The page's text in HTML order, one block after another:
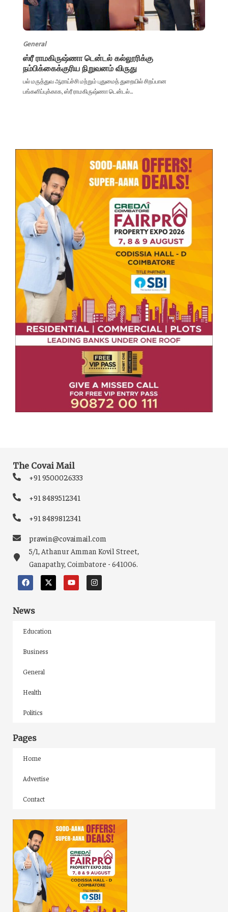
General
ஸ்ரீ ராமகிருஷ்ணா டென்டல் கல்லூரிக்கு
நம்பிக்கைக்குரிய நிறுவனம் விருது
பல் மருத்துவ ஆராய்ச்சி மற்றும் புதுமைத் துறையில் சிறப்பான
பங்களிப்புக்காக, ஸ்ரீ ராமகிருஷ்ணா டென்டல்...
The Covai Mail
+91 9500026333
+91 8489512341
+91 8489812341
prawin@covaimail.com
5/1, Athanur Amman Kovil Street,
Ganapathy, Coimbatore - 641006.
News
Education
Business
General
Health
Politics
Pages
Home
Advertise
Contact